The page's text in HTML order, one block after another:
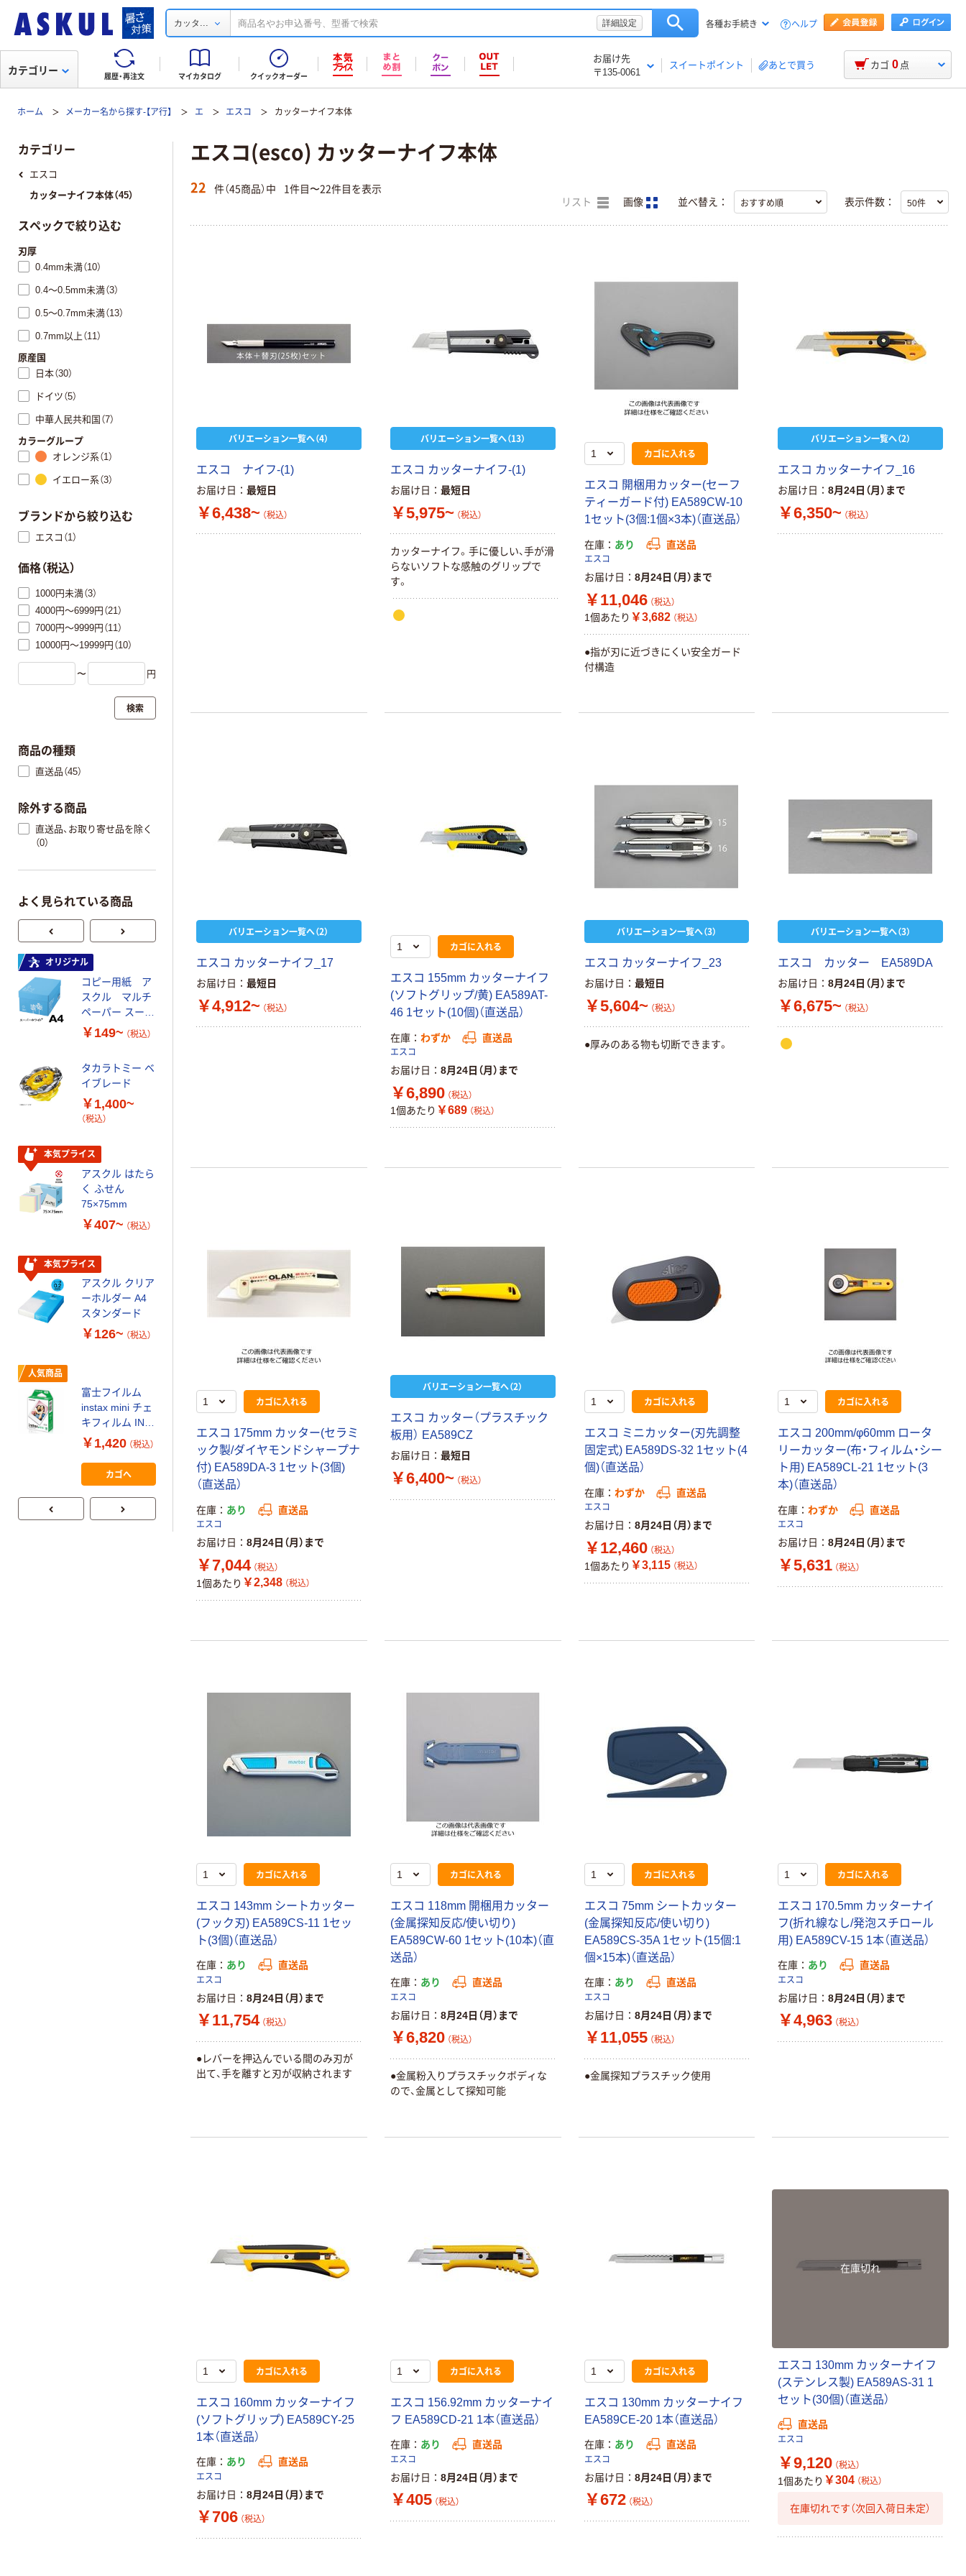
カッタ ... 詳細設定 各種お手続き ヘルプ
履歴・再注文 マイカタログ クイックオーダー
お届け先
〒135-0061
スイートポイント あとで買う
カテゴリー カゴ 0 点
ホーム メーカー名から探す-【ア行】 エ エスコ カッターナイフ本体
エスコ(esco) カッターナイフ本体
22 件（45商品）中 1件目〜22件目を表示
リスト 画像 並べ替え： 表示件数：
バリエーション一覧へ（4）
エスコ ナイフ-(1)
お届け日 最短日
￥6,438~ （税込）
バリエーション一覧へ（13）
エスコ カッターナイフ-(1)
お届け日 最短日
￥5,975~ （税込）
カッターナイフ。手に優しい、手が滑
らないソフトな感触のグリップで
す。
カゴに入れる
エスコ 開梱用カッター(セーフ
ティーガード付) EA589CW-10
1セット(3個:1個×3本)（直送品）
在庫 あり 直送品
エスコ
お届け日 8月24日（月）まで
￥11,046 （税込）
1個あたり ￥3,682 （税込）
●指が刃に近づきにくい安全ガード
付構造
バリエーション一覧へ（2）
エスコ カッターナイフ_16
お届け日 8月24日（月）まで
￥6,350~ （税込）
バリエーション一覧へ（2）
エスコ カッターナイフ_17
お届け日 最短日
￥4,912~ （税込）
カゴに入れる
エスコ 155mm カッターナイフ
(ソフトグリップ/黄) EA589AT-
46 1セット(10個)（直送品）
在庫 わずか 直送品
エスコ
お届け日 8月24日（月）まで
￥6,890 （税込）
1個あたり ￥689 （税込）
バリエーション一覧へ（3）
エスコ カッターナイフ_23
お届け日 最短日
￥5,604~ （税込）
●厚みのある物も切断できます。
バリエーション一覧へ（3）
エスコ カッター EA589DA
お届け日 8月24日（月）まで
￥6,675~ （税込）
カゴに入れる
エスコ 175mm カッター(セラミ
ック製/ダイヤモンドシャープナ
付) EA589DA-3 1セット(3個)
（直送品）
在庫 あり 直送品
エスコ
お届け日 8月24日（月）まで
￥7,044 （税込）
1個あたり ￥2,348 （税込）
バリエーション一覧へ（2）
エスコ カッター（プラスチック
板用） EA589CZ
お届け日 最短日
￥6,400~ （税込）
カゴに入れる
エスコ ミニカッター(刃先調整
固定式) EA589DS-32 1セット(4
個)（直送品）
在庫 わずか 直送品
エスコ
お届け日 8月24日（月）まで
￥12,460 （税込）
1個あたり ￥3,115 （税込）
カゴに入れる
エスコ 200mm/φ60mm ロータ
リーカッター(布・フィルム・シー
ト用) EA589CL-21 1セット(3
本)（直送品）
在庫 わずか 直送品
エスコ
お届け日 8月24日（月）まで
￥5,631 （税込）
カゴに入れる
エスコ 143mm シートカッター
(フック刃) EA589CS-11 1セッ
ト(3個)（直送品）
在庫 あり 直送品
エスコ
お届け日 8月24日（月）まで
￥11,754 （税込）
●レバーを押込んでいる間のみ刃が
出て、手を離すと刃が収納されます
カゴに入れる
エスコ 118mm 開梱用カッター
(金属探知反応/使い切り)
EA589CW-60 1セット(10本)（直
送品）
在庫 あり 直送品
エスコ
お届け日 8月24日（月）まで
￥6,820 （税込）
●金属粉入りプラスチックボディな
ので、金属として探知可能
カゴに入れる
エスコ 75mm シートカッター
(金属探知反応/使い切り)
EA589CS-35A 1セット(15個:1
個×15本)（直送品）
在庫 あり 直送品
エスコ
お届け日 8月24日（月）まで
￥11,055 （税込）
●金属探知プラスチック使用
カゴに入れる
エスコ 170.5mm カッターナイ
フ(折れ線なし/発泡スチロール
用) EA589CV-15 1本（直送品）
在庫 あり 直送品
エスコ
お届け日 8月24日（月）まで
￥4,963 （税込）
カゴに入れる
エスコ 160mm カッターナイフ
(ソフトグリップ) EA589CY-25
1本（直送品）
在庫 あり 直送品
エスコ
お届け日 8月24日（月）まで
￥706 （税込）
カゴに入れる
エスコ 156.92mm カッターナイ
フ EA589CD-21 1本（直送品）
在庫 あり 直送品
エスコ
お届け日 8月24日（月）まで
￥405 （税込）
カゴに入れる
エスコ 130mm カッターナイフ
EA589CE-20 1本（直送品）
在庫 あり 直送品
エスコ
お届け日 8月24日（月）まで
￥672 （税込）
在庫切れ
エスコ 130mm カッターナイフ
(ステンレス製) EA589AS-31 1
セット(30個)（直送品）
直送品
エスコ
￥9,120 （税込）
1個あたり ￥304 （税込）
在庫切れです（次回入荷日未定）
カテゴリー
エスコ
カッターナイフ本体（45）
スペックで絞り込む
刃厚
0.4mm未満（10）
0.4～0.5mm未満（3）
0.5～0.7mm未満（13）
0.7mm以上（11）
原産国
日本（30）
ドイツ（5）
中華人民共和国（7）
カラーグループ
オレンジ系（1）
イエロー系（3）
ブランドから絞り込む
エスコ（1）
価格（税込）
1000円未満（3）
4000円～6999円（21）
7000円～9999円（11）
10000円～19999円（10）
〜 円
検索
商品の種類
直送品（45）
除外する商品
直送品、お取り寄せ品を除く
（0）
よく見られている商品
オリジナル
コピー用紙 ア
スクル マルチ
ペーパー スーパ
ーホワイト+
￥149~ （税込）
タカラトミー ベ
イブレード
￥1,400~
（税込）
本気プライス
アスクル はたら
く ふせん
75×75mm
￥407~ （税込）
本気プライス
アスクル クリア
ーホルダー A4
スタンダード
￥126~ （税込）
人気商品
富士フイルム
instax mini チェ
キフィルム INS
MINI JP1 1パッ
ク（10枚入り）
￥1,420 （税込）
カゴへ
オリジナル
ゴミ袋 エコノミ
透明 高密度タイ
プ 詰替用 バイ
ビッド PEFC認
￥328~ （税込）
オリジナル
ミー+
￥149~ （税込）
本気プライス
スクル 現場のチ
カラ 厚さ
0.22mm 布テー
プ
￥145~ （税込）
アスクル はたら
く ふせん
50×15mm
￥386~ （税込）
本気プライス
トイレットペー
パー ダブル60
芯あり FSC認
ケージ アスク
￥140~
トフィルム A4
本気プライス
ペーパータオル
中判 再生紙
100％ 200枚
FSC認証 シング
ル 大王製紙共同
￥149~ （税込）
アスクル 「現場
のチカラ」 養生
オリジナル
本気プライス
大塚製薬工場
エスワン（OS-1）
￥159~ （税込）
本気プライス
本気プライス
本気プライス
アスクル トイ
レのおそうじシ
ート 大王製紙
アスクル フラッ
A4タテ(コクヨ
製造）
￥115~
本気プライス
キングジム テプ
PRO【純正】テー
プ 白ラベル
本気プライス
リサイクル100
証